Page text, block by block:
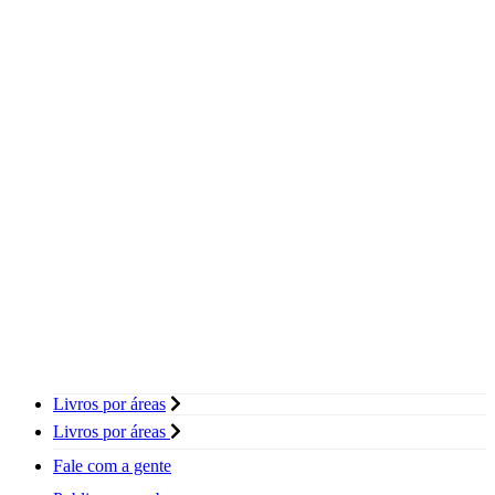
Livros por áreas
Livros por áreas
Fale com a gente